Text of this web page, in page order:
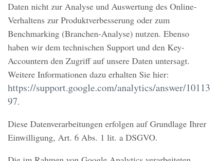
Daten nicht zur Analyse und Auswertung des Online-
Verhaltens zur Produktverbesserung oder zum
Benchmarking (Branchen-Analyse) nutzen. Ebenso
haben wir dem technischen Support und den Key-
Accountern den Zugriff auf unsere Daten untersagt.
Weitere Informationen dazu erhalten Sie hier:
https://support.google.com/analytics/answer/10113
97.
Diese Datenverarbeitungen erfolgen auf Grundlage Ihrer
Einwilligung, Art. 6 Abs. 1 lit. a DSGVO.